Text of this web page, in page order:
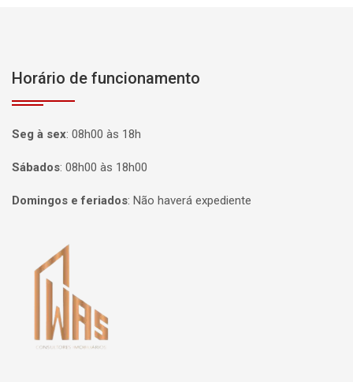
Horário de funcionamento
Seg à sex: 08h00 às 18h
Sábados: 08h00 às 18h00
Domingos e feriados: Não haverá expediente
Página inicial